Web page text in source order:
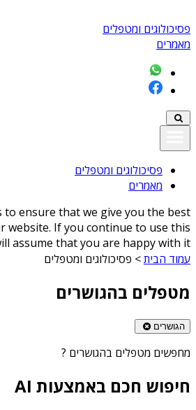
פסיכולוגים ומטפלים
מאמרים
פסיכולוגים ומטפלים
מאמרים
to ensure that we give you the best
website. If you continue to use this
assume that you are happy with it
עמוד הבית> פסיכולוגים ומטפלים
מטפלים בהגושרים
הגושרים
מחפשים מטפלים בהגושרים ?
חיפוש חכם באמצעות AI